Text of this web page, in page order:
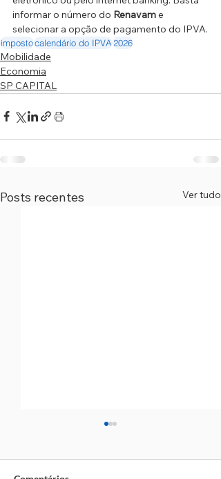
informar o número do Renavam e
selecionar a opção de pagamento do IPVA.
impostocalendário do IPVA2026
Mobilidade
Economia
SP CAPITAL
Posts recentes Ver tudo